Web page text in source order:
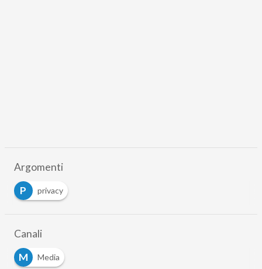
Argomenti
P
privacy
Canali
M
Media